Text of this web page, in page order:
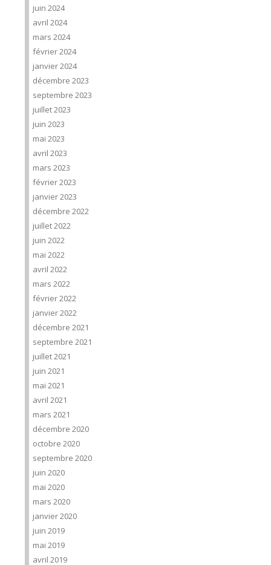
juin 2024
avril 2024
mars 2024
février 2024
janvier 2024
décembre 2023
septembre 2023
juillet 2023
juin 2023
mai 2023
avril 2023
mars 2023
février 2023
janvier 2023
décembre 2022
juillet 2022
juin 2022
mai 2022
avril 2022
mars 2022
février 2022
janvier 2022
décembre 2021
septembre 2021
juillet 2021
juin 2021
mai 2021
avril 2021
mars 2021
décembre 2020
octobre 2020
septembre 2020
juin 2020
mai 2020
mars 2020
janvier 2020
juin 2019
mai 2019
avril 2019